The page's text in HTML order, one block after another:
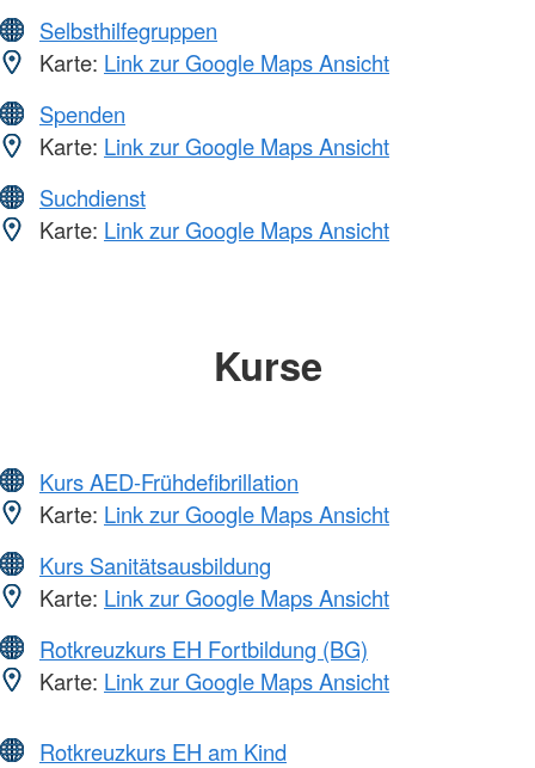
Selbsthilfegruppen
Karte: Link zur Google Maps Ansicht
Spenden
Karte: Link zur Google Maps Ansicht
Suchdienst
Karte: Link zur Google Maps Ansicht
Kurse
Kurs AED-Frühdefibrillation
Karte: Link zur Google Maps Ansicht
Kurs Sanitätsausbildung
Karte: Link zur Google Maps Ansicht
Rotkreuzkurs EH Fortbildung (BG)
Karte: Link zur Google Maps Ansicht
Rotkreuzkurs EH am Kind